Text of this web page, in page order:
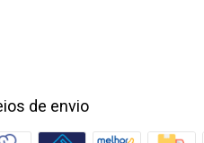
de envio